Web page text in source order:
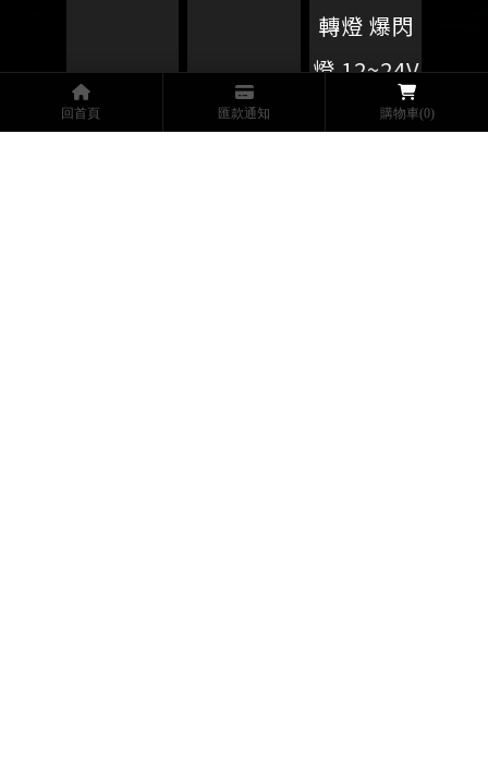
轉燈 爆閃
燈 12~24V
通用
回首頁 匯款通知 購物車(0)